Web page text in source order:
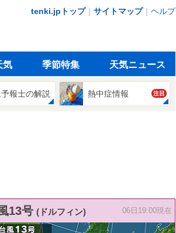
tenki.jpトップ｜ サイトマップ｜ ヘルプ
気 季節特集 天気ニュース
報士の解説 熱中症情報 注目
13号 (ドルフィン) 06日19:00現在